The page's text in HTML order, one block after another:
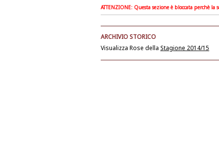
ATTENZIONE: Questa sezione è bloccata perchè
ARCHIVIO STORICO
Visualizza Rose della Stagione 2014/15